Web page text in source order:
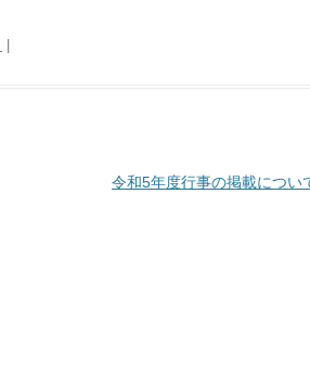
令和5年度行事の掲載につい